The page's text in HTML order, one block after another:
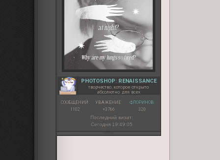
PHOTOSHOP: RENAISSANCE
творчество, которое открыто
абсолютно для всех
СООБЩЕНИЙ:
1102
УВАЖЕНИЕ:
+3766
ФЛОРИНОВ:
320
Последний визит:
Сегодня 19:49:05